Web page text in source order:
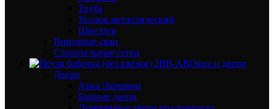
Труба
Уголок металлический
Швеллер
Винтовые сваи
Строительные сетки
Окна и двери
Двери
Арка Экошпон
Банные двери